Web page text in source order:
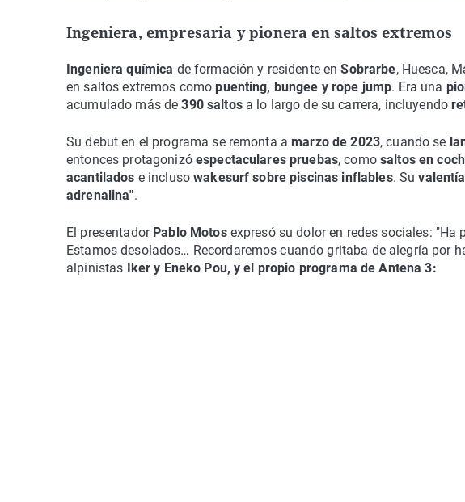
Ingeniera, empresaria y pionera en saltos extremos
Ingeniera química de formación y residente enSobrarbe, Huesca,
en saltos extremos comopuenting, bungee y rope jump. Era una
acumulado más de390 saltosa lo largo de su carrera, incluyendo
Su debut en el programa se remonta amarzo de 2023, cuando se
entonces protagonizó espectaculares pruebas, comosaltos en
acantilados e inclusowakesurf sobre piscinas inflables. Su
adrenalina".
El presentador Pablo Motosexpresó su dolor en redes sociales:
Estamos desolados… Recordaremos cuando gritaba de alegría por
alpinistas
Iker y Eneko Pou, y el propio programa de Antena 3: